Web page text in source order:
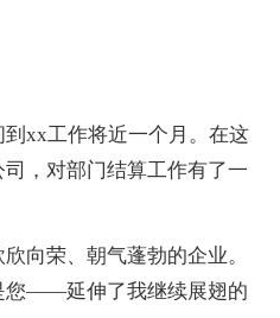
xx工作将近一个月。在这
，对部门结算工作有了一
荣、朝气蓬勃的企业。
您――延伸了我继续展翅的